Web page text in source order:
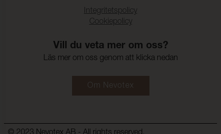
Integritetspolicy
Cookiepolicy
Vill du veta mer om oss?
Läs mer om oss genom att klicka nedan
Om Nevotex